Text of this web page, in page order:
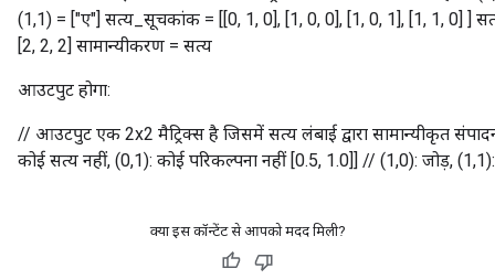
(1,1) = ["ए"] सत्य_सूचकांक = [[0, 1, 0], [1, 0, 0], [1, 0, 1], [1, 1, 0] ]
[2, 2, 2] सामान्यीकरण = सत्य
आउटपुट होगा:
// आउटपुट एक 2x2 मैट्रिक्स है जिसमें सत्य लंबाई द्वारा सामान्यीकृत
कोई सत्य नहीं, (0,1): कोई परिकल्पना नहीं [0.5, 1.0]] // (1,0): जोड़,
क्या इस कॉन्टेंट से आपको मदद मिली?